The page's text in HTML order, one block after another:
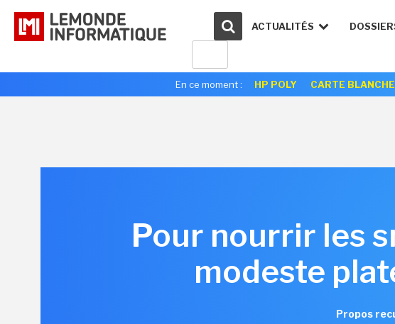
ACTUALITÉS
En ce moment : HP POLY CARTE BLANCHE
Pour nourrir les
modeste
Propos